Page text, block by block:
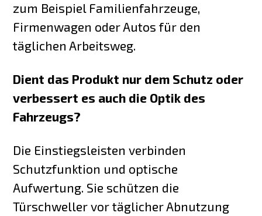
zum Beispiel Familienfahrzeuge,
Firmenwagen oder Autos für den
täglichen Arbeitsweg.
Dient das Produkt nur dem Schutz oder
verbessert es auch die Optik des
Fahrzeugs?
Die Einstiegsleisten verbinden
Schutzfunktion und optische
Aufwertung. Sie schützen die
Türschweller vor täglicher Abnutzung